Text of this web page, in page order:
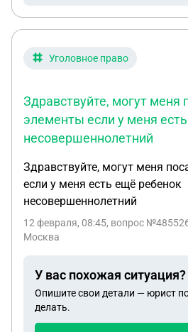
Уголовное право
Здравствуйте, могут меня
элементы если у меня
несовершеннолетний
Здравствуйте, могут меня
если у меня есть ещё ребенок
несовершеннолетний
12 февраля, 08:45, вопрос
Москва
У вас похожая ситуация?
Опишите свои детали — юрист
делать.